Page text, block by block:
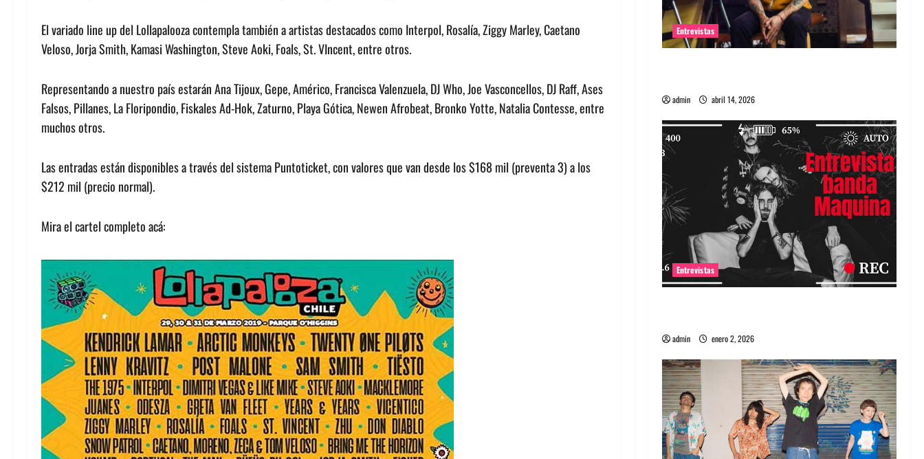
El variado line up del Lollapalooza contempla también a artistas destacados como Interpol, Rosalía, Ziggy Marley, Caetano
Veloso, Jorja Smith, Kamasi Washington, Steve Aoki, Foals, St. VIncent, entre otros.
Representando a nuestro país estarán Ana Tijoux, Gepe, Américo, Francisca Valenzuela, DJ Who, Joe Vasconcellos, DJ Raff, Ases
Falsos, Pillanes, La Floripondio, Fiskales Ad-Hok, Zaturno, Playa Gótica, Newen Afrobeat, Bronko Yotte, Natalia Contesse, entre
muchos otros.
Las entradas están disponibles a través del sistema Puntoticket, con valores que van desde los $168 mil (preventa 3) a los
$212 mil (precio normal).
Mira el cartel completo acá:
Entrevistas
admin abril 14, 2026
Entrevistas
admin enero 2, 2026